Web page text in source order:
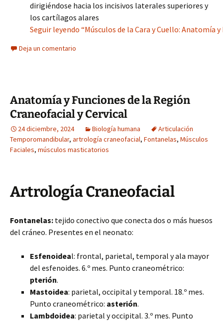
dirigiéndose hacia los incisivos laterales superiores y
los cartílagos alares
Seguir leyendo “Músculos de la Cara y Cuello: Anatomía y
Deja un comentario
Anatomía y Funciones de la Región
Craneofacial y Cervical
24 diciembre, 2024 Biología humana
Articulación
Temporomandibular, artrología craneofacial, Fontanelas, Músculos
Faciales, músculos masticatorios
Artrología Craneofacial
Fontanelas: tejido conectivo que conecta dos o más huesos
del cráneo. Presentes en el neonato:
Esfenoideal: frontal, parietal, temporal y ala mayor
del esfenoides. 6.º mes. Punto craneométrico:
pterión.
Mastoidea: parietal, occipital y temporal. 18.º mes.
Punto craneométrico: asterión.
Lambdoidea: parietal y occipital. 3.º mes. Punto